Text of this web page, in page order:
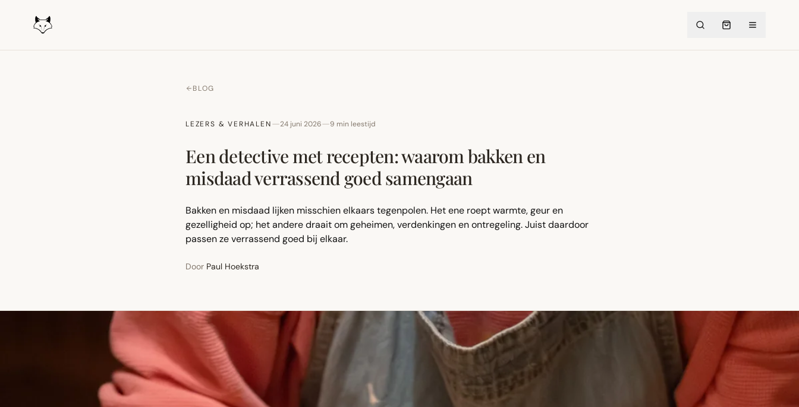
BLOG
LEZERS & VERHALEN—24 juni 2026—9 min leestijd
Een detective met recepten: waarom bakken en
misdaad verrassend goed samengaan
Bakken en misdaad lijken misschien elkaars tegenpolen. Het ene roept warmte, geur en
gezelligheid op; het andere draait om geheimen, verdenkingen en ontregeling. Juist daardoor
passen ze verrassend goed bij elkaar.
Door Paul Hoekstra